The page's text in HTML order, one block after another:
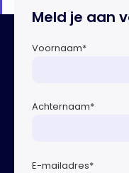
Meld je aan
Voornaam*
Achternaam*
E-mailadres*